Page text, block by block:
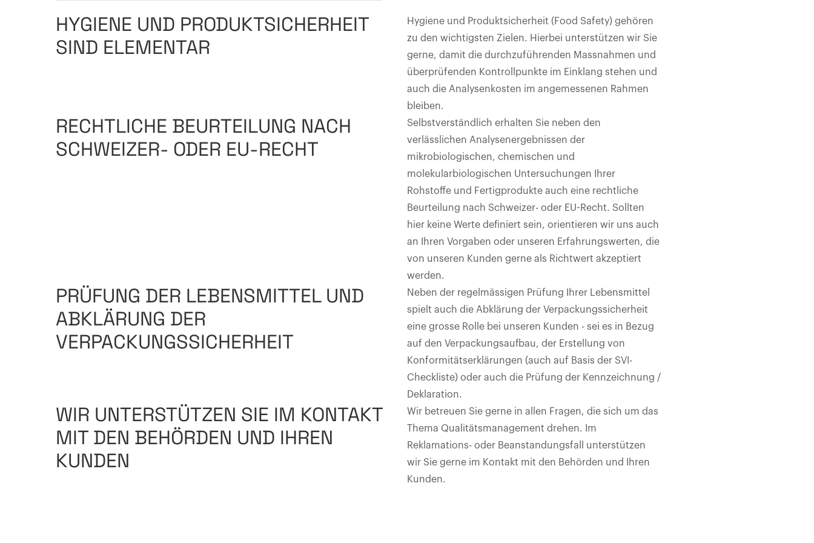
HYGIENE UND PRODUKTSICHERHEIT
SIND ELEMENTAR
Hygiene und Produktsicherheit (Food Safety) gehören
zu den wichtigsten Zielen. Hierbei unterstützen wir Sie
gerne, damit die durchzuführenden Massnahmen und
überprüfenden Kontrollpunkte im Einklang stehen und
auch die Analysenkosten im angemessenen Rahmen
bleiben.
RECHTLICHE BEURTEILUNG NACH
SCHWEIZER- ODER EU-RECHT
Selbstverständlich erhalten Sie neben den
verlässlichen Analysenergebnissen der
mikrobiologischen, chemischen und
molekularbiologischen Untersuchungen Ihrer
Rohstoffe und Fertigprodukte auch eine rechtliche
Beurteilung nach Schweizer- oder EU-Recht. Sollten
hier keine Werte definiert sein, orientieren wir uns auch
an Ihren Vorgaben oder unseren Erfahrungswerten, die
von unseren Kunden gerne als Richtwert akzeptiert
werden.
PRÜFUNG DER LEBENSMITTEL UND
ABKLÄRUNG DER
VERPACKUNGSSICHERHEIT
Neben der regelmässigen Prüfung Ihrer Lebensmittel
spielt auch die Abklärung der Verpackungssicherheit
eine grosse Rolle bei unseren Kunden - sei es in Bezug
auf den Verpackungsaufbau, der Erstellung von
Konformitätserklärungen (auch auf Basis der SVI-
Checkliste) oder auch die Prüfung der Kennzeichnung /
Deklaration.
WIR UNTERSTÜTZEN SIE IM KONTAKT
MIT DEN BEHÖRDEN UND IHREN
KUNDEN
Wir betreuen Sie gerne in allen Fragen, die sich um das
Thema Qualitätsmanagement drehen. Im
Reklamations- oder Beanstandungsfall unterstützen
wir Sie gerne im Kontakt mit den Behörden und Ihren
Kunden.